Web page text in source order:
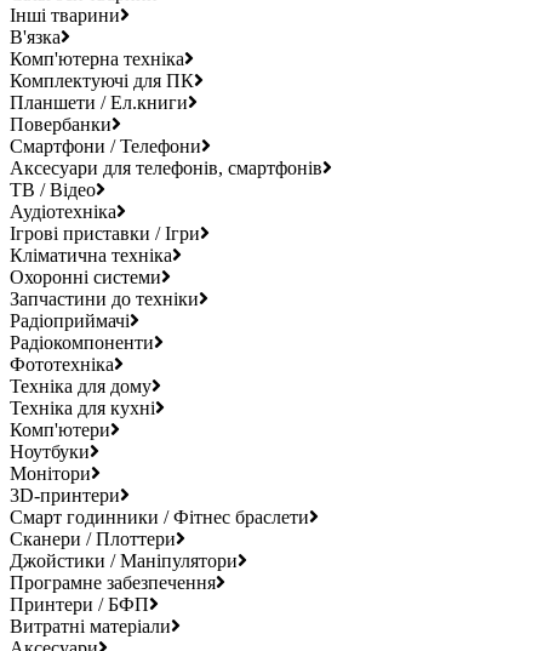
Інші тварини
В'язка
Комп'ютерна техніка
Комплектуючі для ПК
Планшети / Ел.книги
Повербанки
Смартфони / Телефони
Аксесуари для телефонів, смартфонів
ТВ / Відео
Аудіотехніка
Ігрові приставки / Ігри
Кліматична техніка
Охоронні системи
Запчастини до техніки
Радіоприймачі
Радіокомпоненти
Фототехніка
Техніка для дому
Техніка для кухні
Комп'ютери
Ноутбуки
Монітори
3D-принтери
Смарт годинники / Фітнес браслети
Сканери / Плоттери
Джойстики / Маніпулятори
Програмне забезпечення
Принтери / БФП
Витратні матеріали